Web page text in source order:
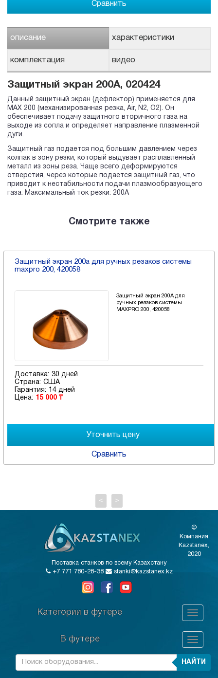
Сравнить
описание характеристики
комплектация видео
Защитный экран 200А, 020424
Данный защитный экран (дефлектор) применяется для
MAX 200 (механизированная резка, Air, N2, O2). Он
обеспечивает подачу защитного вторичного газа на
выходе из сопла и определяет направление плазменной
дуги.
Защитный газ подается под большим давлением через
колпак в зону резки, который выдувает расплавленный
металл из зоны реза. Чаще всего деформируются
отверстия, через которые подается защитный газ, что
приводит к нестабильности подачи плазмообразующего
газа. Максимальный ток резки: 200А
Смотрите также
Защитный экран 200a для ручных резаков системы
maxpro 200, 420058
Защитный экран 200A для
ручных резаков системы
MAXPRO 200, 420058
Доставка: 30 дней
Страна: США
Гарантия:
14 дней
Цена: 15 000 ₸
Сравнить
< >
©
Компания
Kazstanex,
2020
Поставка станков по всему Казахстану
+7 771 780-28-38
stanki@kazstanex.kz
Категории в футере
В футере
НАЙТИ